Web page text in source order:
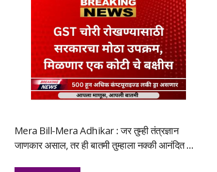
Mera Bill-Mera Adhikar : जर तुम्ही तंत्रज्ञान
जाणकार असाल, तर ही बातमी तुम्हाला नक्की आनंदित …